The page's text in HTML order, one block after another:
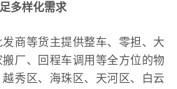
多样化需求
商等货主提供整车、零担、大
厂、回程车调用等全方位的物
秀区、海珠区、天河区、白云